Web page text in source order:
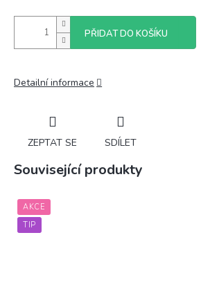
PŘIDAT DO KOŠÍKU
Detailní informace
ZEPTAT SE SDÍLET
Související produkty
AKCE
TIP